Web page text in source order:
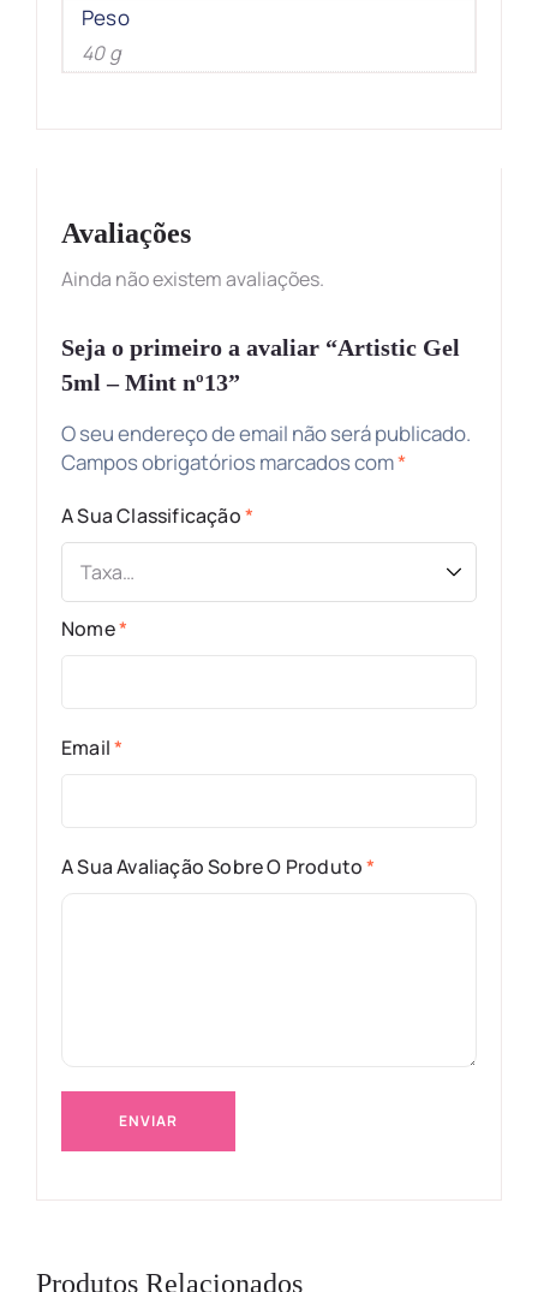
Peso
40 g
Avaliações
Ainda não existem avaliações.
Seja o primeiro a avaliar “Artistic Gel
5ml – Mint nº13”
O seu endereço de email não será publicado.
Campos obrigatórios marcados com*
A Sua Classificação*
A Sua Avaliação Sobre O Produto*
Nome*
Email*
Produtos Relacionados